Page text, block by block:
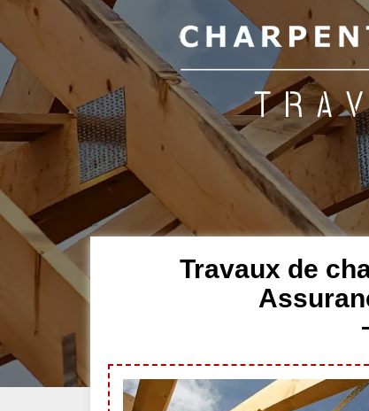
Travaux de